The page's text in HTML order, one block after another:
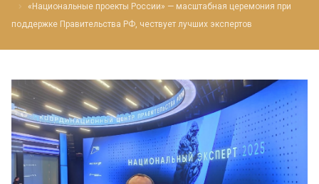
«Национальные проекты России» — масштабная церемония при
поддержке Правительства РФ, чествует лучших экспертов